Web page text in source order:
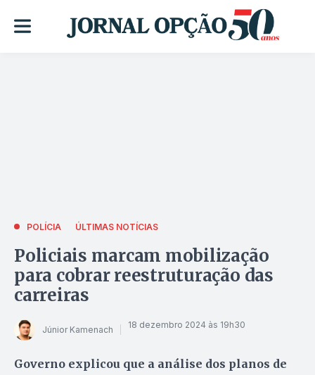
POLÍCIA ÚLTIMAS NOTÍCIAS
Policiais marcam mobilização
para cobrar reestruturação das
carreiras
Júnior Kamenach 18 dezembro 2024 às 19h30
Governo explicou que a análise dos planos de